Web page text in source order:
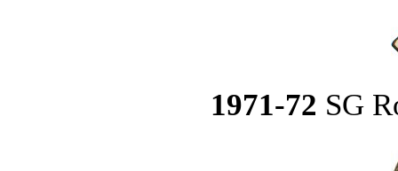
1971-72 SG